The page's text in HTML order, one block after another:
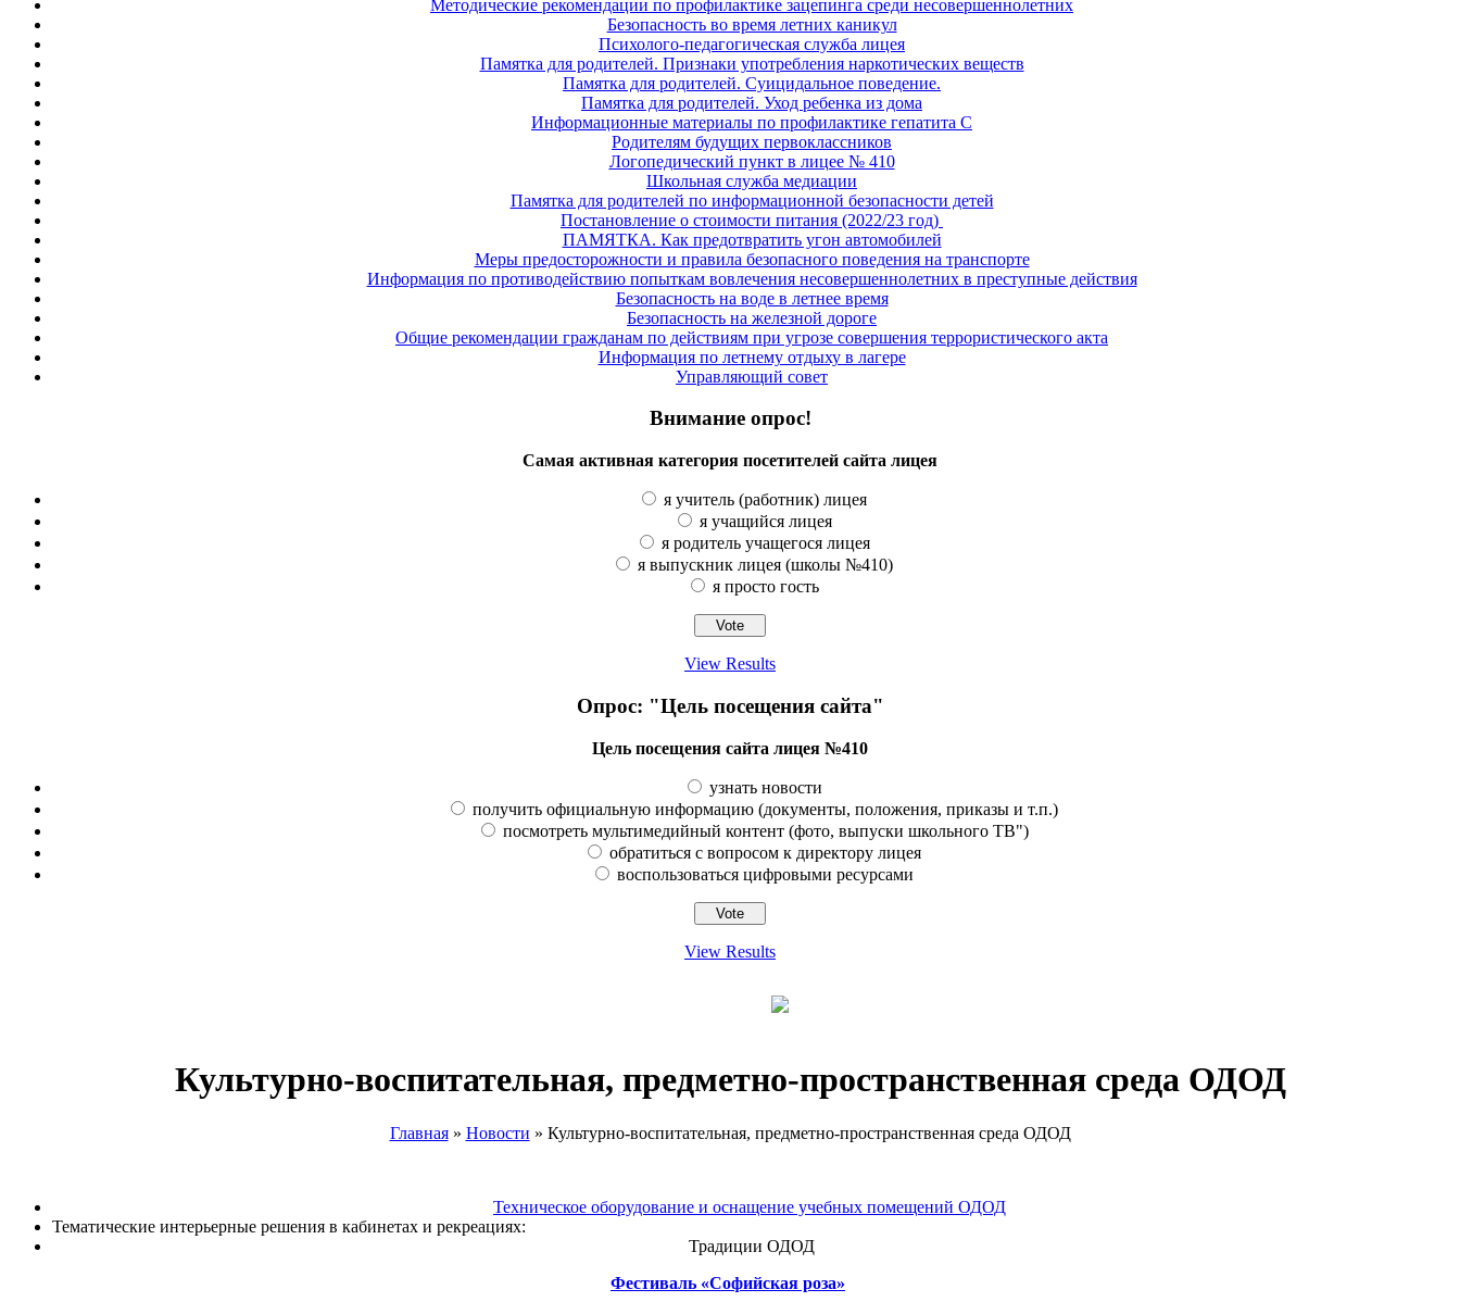
Методические рекомендации по профилактике зацепинга среди несовершеннолетних
Безопасность во время летних каникул
Психолого-педагогическая служба лицея
Памятка для родителей. Признаки употребления наркотических веществ
Памятка для родителей. Суицидальное поведение.
Памятка для родителей. Уход ребенка из дома
Информационные материалы по профилактике гепатита С
Родителям будущих первоклассников
Логопедический пункт в лицее № 410
Школьная служба медиации
Памятка для родителей по информационной безопасности детей
Постановление о стоимости питания (2022/23 год)
ПАМЯТКА. Как предотвратить угон автомобилей
Меры предосторожности и правила безопасного поведения на транспорте
Информация по противодействию попыткам вовлечения несовершеннолетних в преступные действия
Безопасность на воде в летнее время
Безопасность на железной дороге
Общие рекомендации гражданам по действиям при угрозе совершения террористического акта
Информация по летнему отдыху в лагере
Управляющий совет
Внимание опрос!
Самая активная категория посетителей сайта лицея
я учитель (работник) лицея
я учащийся лицея
я родитель учащегося лицея
я выпускник лицея (школы №410)
я просто гость
View Results
Опрос: "Цель посещения сайта"
Цель посещения сайта лицея №410
узнать новости
получить официальную информацию (документы, положения, приказы и т.п.)
посмотреть мультимедийный контент (фото, выпуски школьного ТВ")
обратиться с вопросом к директору лицея
воспользоваться цифровыми ресурсами
View Results
Культурно-воспитательная, предметно-пространственная среда ОДОД
Главная» Новости » Культурно-воспитательная, предметно-пространственная среда ОДОД
Техническое оборудование и оснащение учебных помещений ОДОД
Тематические интерьерные решения в кабинетах и рекреациях:
Традиции ОДОД
Фестиваль «Софийская роза»